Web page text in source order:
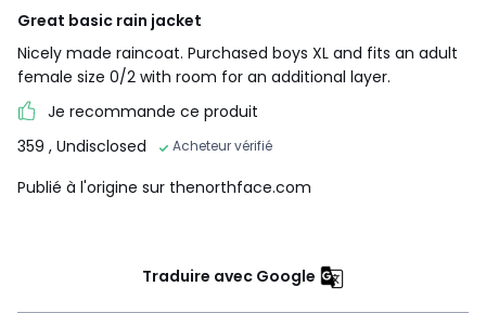
Great basic rain jacket
Nicely made raincoat. Purchased boys XL and fits an adult
female size 0/2 with room for an additional layer.
Je recommande ce produit
359 , Undisclosed Acheteur vérifié
Publié à l'origine sur thenorthface.com
Traduire avec Google